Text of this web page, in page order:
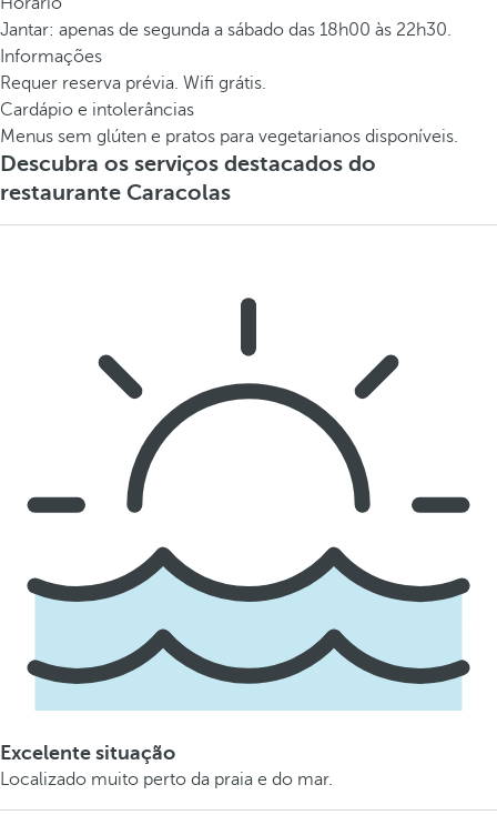
Jantar: apenas de segunda a sábado das 18h00 às 22h30.
Informações
Requer reserva prévia. Wifi grátis.
Cardápio e intolerâncias
Menus sem glúten e pratos para vegetarianos disponíveis.
Descubra os serviços destacados do
restaurante Caracolas
Excelente situação
Localizado muito perto da praia e do mar.